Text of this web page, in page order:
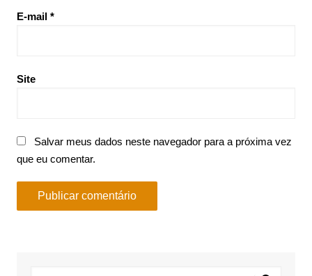
E-mail *
Site
Salvar meus dados neste navegador para a próxima vez
que eu comentar.